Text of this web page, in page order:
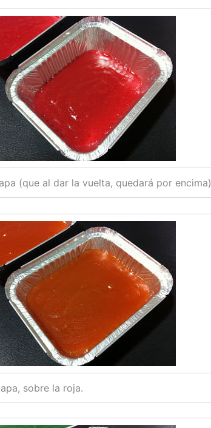
(que al dar la vuelta, quedará por encima)
sobre la roja.